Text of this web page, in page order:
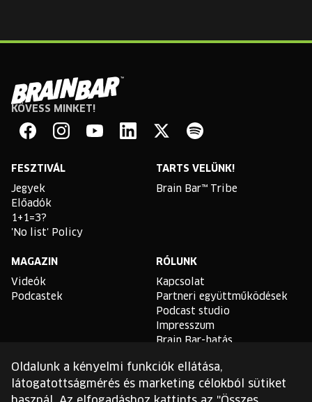
Brain
Bar
KÖVESS MINKET!
FESZTIVÁL
Jegyek
Előadók
1+1=3?
'No list' Policy
TARTS VELÜNK!
Brain Bar™ Tribe
MAGAZIN
Videók
Podcastek
RÓLUNK
Kapcsolat
Partneri együttműködések
Podcast studio
Impresszum
Brain Bar-hatás
TLDR
Általános Szerződési
Oldalunk a kényelmi funkciók ellátása,
látogatottságmérés és marketing célokból sütiket